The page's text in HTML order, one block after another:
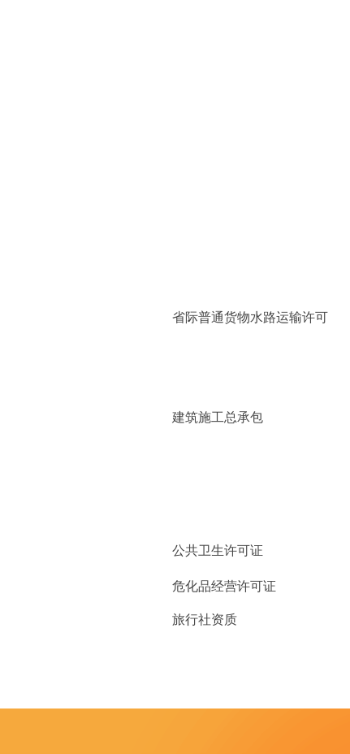
省际普通货物水路运输许可
建筑施工总承包
公共卫生许可证
危化品经营许可证
旅行社资质